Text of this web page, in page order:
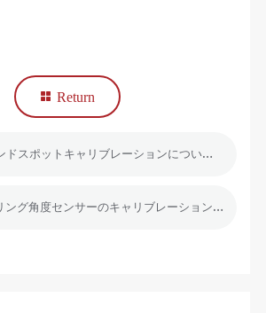
Return
upper： ブラインドスポットキャリブレーションについて7つの側面から学ぶ
lower： ステアリング角度センサーのキャリブレーションを5つの側面から理解する